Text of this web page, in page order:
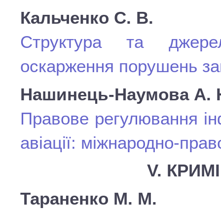
Кальченко С. В.
Структура та
оскарження порушень
Нашинець-Наумова А.
Правове регулювання
авіації: міжнародно-
V.
Тараненко М. М.